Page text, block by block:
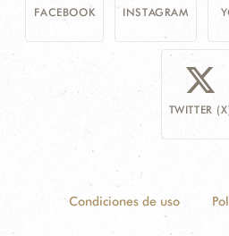
FACEBOOK INSTAGRAM
TWITTER
Condiciones de uso